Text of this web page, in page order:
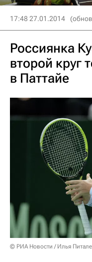
17:48 27.01.2014
Россиянка
второй круг
в Паттайе
© РИА Новости / Илья